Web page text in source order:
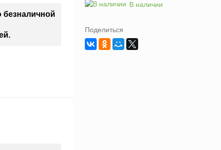
безналичной
В наличии
Поделиться